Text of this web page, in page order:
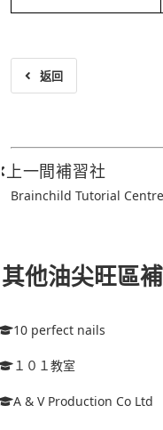
返回
上一間補習社
Brainchild Tutorial Centre
其他油尖旺區
10 perfect nails
１０１教室
A & V Production Co Ltd